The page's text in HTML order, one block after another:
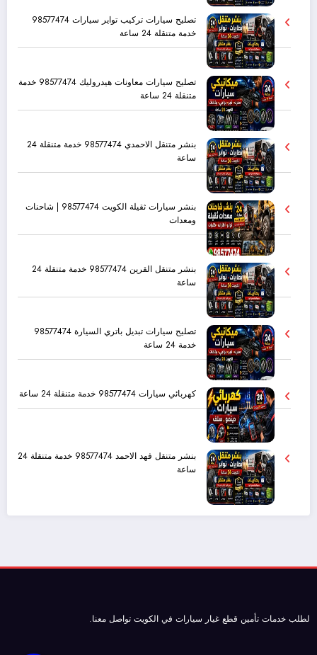
تصليح سيارات تركيب تواير سيارات 98577474
خدمة متنقلة 24 ساعة
تصليح سيارات معاونات هيدروليك 98577474 خدمة
متنقلة 24 ساعة
بنشر متنقل الاحمدي 98577474 خدمة متنقلة 24
ساعة
بنشر سيارات ثقيلة الكويت 98577474 | شاحنات
ومعدات
بنشر متنقل القرين 98577474 خدمة متنقلة 24
ساعة
تصليح سيارات تبديل باتري السيارة 98577474
خدمة 24 ساعة
كهربائي سيارات 98577474 خدمة متنقلة 24 ساعة
بنشر متنقل فهد الاحمد 98577474 خدمة متنقلة 24
ساعة
لطلب خدمات تأمين قطع غيار سيارات في الكويت تواصل معنا.